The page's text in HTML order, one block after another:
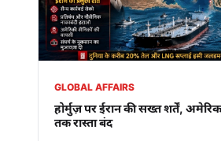
GLOBAL AFFAIRS
होर्मुज़ पर ईरान की सख्त शर्तें,
तक रास्ता बंद